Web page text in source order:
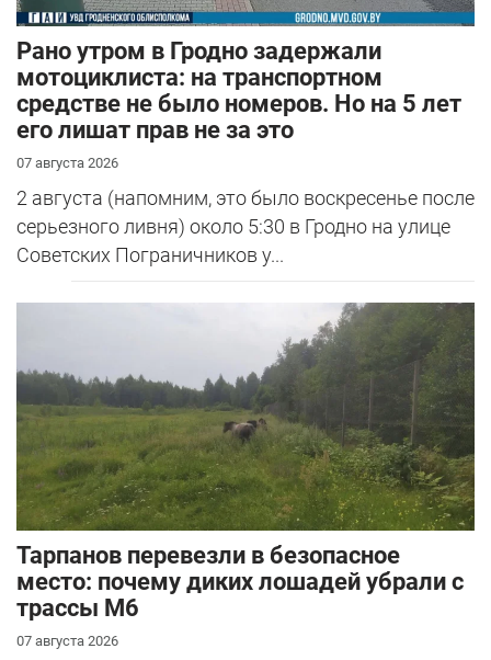
Рано утром в Гродно задержали
мотоциклиста: на транспортном
средстве не было номеров. Но на 5 лет
его лишат прав не за это
07 августа 2026
2 августа (напомним, это было воскресенье после
серьезного ливня) около 5:30 в Гродно на улице
Советских Пограничников у...
Тарпанов перевезли в безопасное
место: почему диких лошадей убрали с
трассы М6
07 августа 2026